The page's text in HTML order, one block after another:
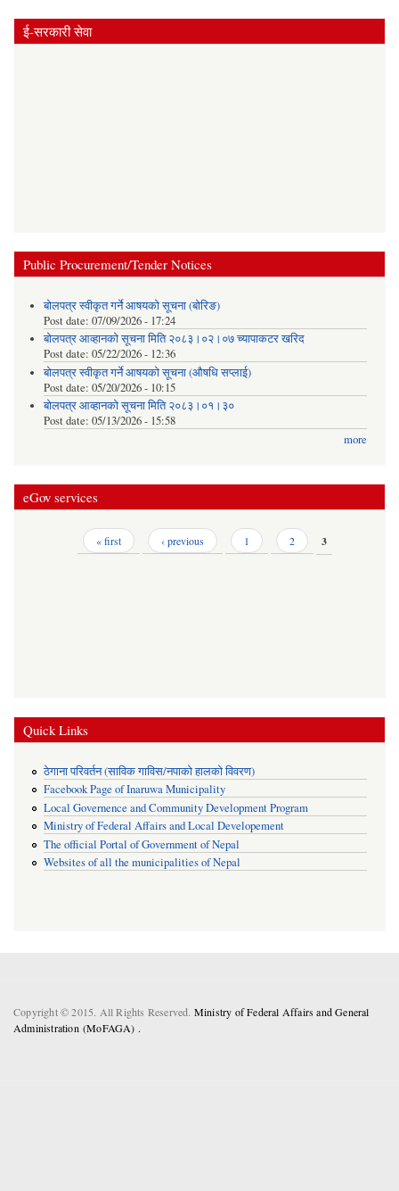
ई-सरकारी सेवा
Public Procurement/Tender Notices
बोलपत्र स्वीकृत गर्ने आषयको सूचना (बोरिङ)
Post date: 07/09/2026 - 17:24
बोलपत्र आव्हानको सूचना मिति २०८३।०२।०७ च्यापाकटर खरिद
Post date: 05/22/2026 - 12:36
बोलपत्र स्वीकृत गर्ने आषयको सूचना (औषधि सप्लाई)
Post date: 05/20/2026 - 10:15
बोलपत्र आव्हानको सूचना मिति २०८३।०१।३०
Post date: 05/13/2026 - 15:58
more
eGov services
« first ‹ previous 1 2 3
Quick Links
ठेगाना परिवर्तन (साविक गाविस/नपाको हालको विवरण)
Facebook Page of Inaruwa Municipality
Local Governence and Community Development Program
Ministry of Federal Affairs and Local Developement
The official Portal of Government of Nepal
Websites of all the municipalities of Nepal
Copyright © 2015. All Rights Reserved. Ministry of Federal Affairs and General
Administration (MoFAGA) .